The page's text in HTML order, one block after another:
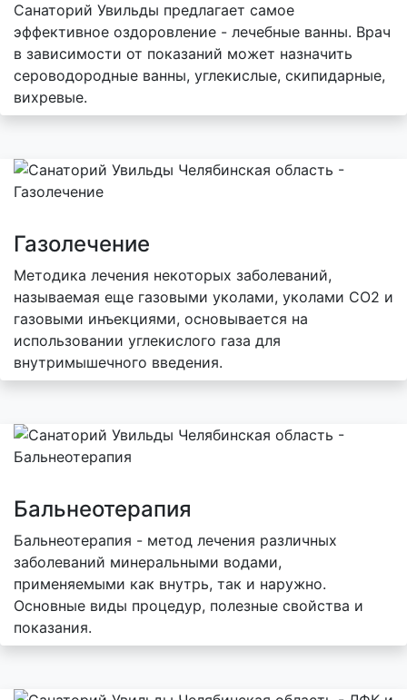
Санаторий Увильды предлагает самое
эффективное оздоровление - лечебные ванны. Врач
в зависимости от показаний может назначить
сероводородные ванны, углекислые, скипидарные,
вихревые.
Газолечение
Методика лечения некоторых заболеваний,
называемая еще газовыми уколами, уколами СО2 и
газовыми инъекциями, основывается на
использовании углекислого газа для
внутримышечного введения.
Бальнеотерапия
Бальнеотерапия - метод лечения различных
заболеваний минеральными водами,
применяемыми как внутрь, так и наружно.
Основные виды процедур, полезные свойства и
показания.